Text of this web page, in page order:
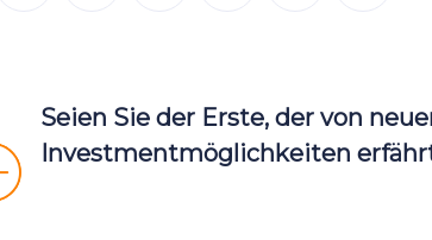
Seien Sie der Erste, der von
Investmentmöglichkeiten